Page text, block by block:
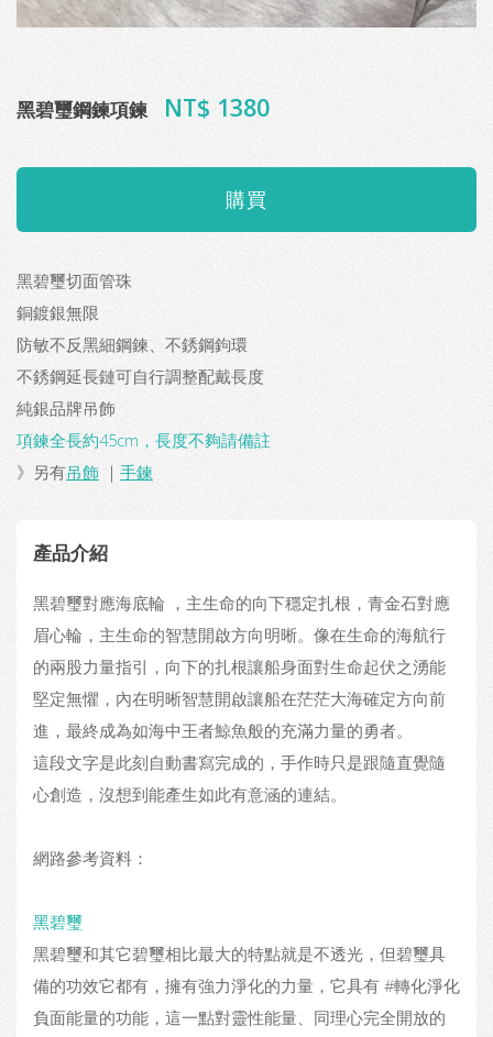
黑碧璽鋼鍊項鍊 NT$ 1380
黑碧璽切面管珠
銅鍍銀無限
防敏不反黑細鋼鍊、不銹鋼鉤環
不銹鋼延長鏈可自行調整配戴長度
純銀品牌吊飾
項鍊全長約45cm，長度不夠請備註
》另有吊飾 ｜ 手鍊
產品介紹
黑碧璽對應海底輪 ，主生命的向下穩定扎根，青金石對應
眉心輪，主生命的智慧開啟方向明晰。像在生命的海航行
的兩股力量指引，向下的扎根讓船身面對生命起伏之湧能
堅定無懼，內在明晰智慧開啟讓船在茫茫大海確定方向前
進，最終成為如海中王者鯨魚般的充滿力量的勇者。
這段文字是此刻自動書寫完成的，手作時只是跟隨直覺隨
心創造，沒想到能產生如此有意涵的連結。
網路參考資料：
黑碧璽
黑碧璽和其它碧璽相比最大的特點就是不透光，但碧璽具
備的功效它都有，擁有強力淨化的力量，它具有 #轉化淨化
負面能量的功能，這一點對靈性能量、同理心完全開放的